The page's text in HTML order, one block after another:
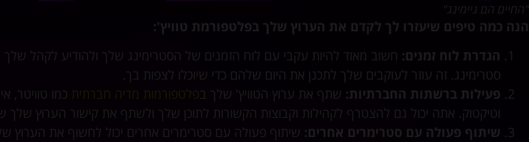
"החיים הם גיימינג"
הנה כמה טיפים שיעזרו לך לקדם את הערוץ שלך בפלטפורמת טוויץ':
הגדרת לוח זמנים: חשוב מאוד להיות עקבי עם לוח הזמנים של הסטרימינג שלך ולהודיע לקהל
סטרימינג. זה עוזר לעוקבים שלך לתכנן את היום שלהם כדי שיוכלו לצפות בך.
פעילות ברשתות החברתיות: שתף את ערוץ הטוויץ' שלך בפלטפורמות מדיה חברתית כמו טוויטר,
וטיקטוק. אתה יכול גם להצטרף לקהילות וקבוצות הקשורות לתוכן שלך ולשתף את קישור הערוץ שלך
שיתוף פעולה עם סטרימרים אחרים: שיתוף פעולה עם סטרימרים אחרים יכול לחשוף את